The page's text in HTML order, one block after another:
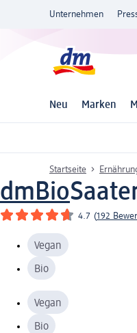
Unternehmen
Neu Marken
Startseite
dmBio
4.7 (192
Vegan
Bio
Vegan
Bio